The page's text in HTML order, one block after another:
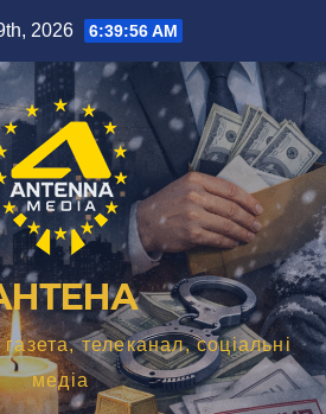
2026 6:39:57 AM
телеканал, соціальні
медіа